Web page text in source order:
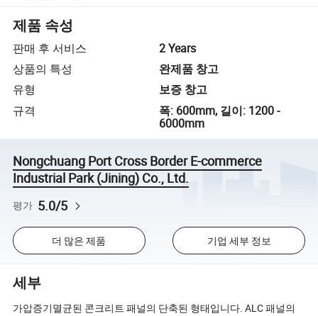
제품 속성
판매 후 서비스
2 Years
상품의 특성
완제품 창고
유형
보증 창고
규격
폭: 600mm, 길이: 1200 -
6000mm
Nongchuang Port Cross Border E-commerce
Industrial Park (Jining) Co., Ltd.
평가 5.0/5
더 많은 제품 기업 세부 정보
세부
가압증기멸균된 콘크리트 패널의 단축된 형태입니다. ALC 패널의